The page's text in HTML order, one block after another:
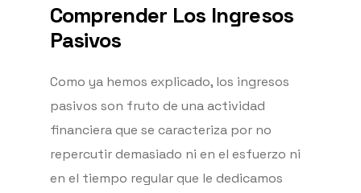
Comprender Los Ingresos
Pasivos
Como ya hemos explicado, los ingresos
pasivos son fruto de una actividad
financiera que se caracteriza por no
repercutir demasiado ni en el esfuerzo ni
en el tiempo regular que le dedicamos